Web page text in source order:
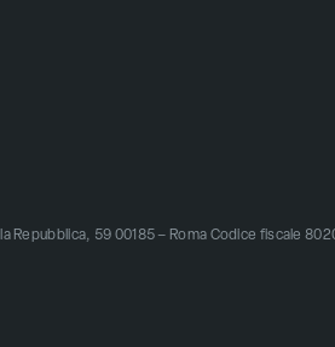
Repubblica, 59 00185 – Roma Codice fiscale